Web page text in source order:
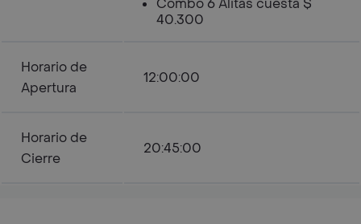
Combo 6 Alitas cuesta $
40.300
Horario de
Apertura
12:00:00
Horario de
Cierre
20:45:00